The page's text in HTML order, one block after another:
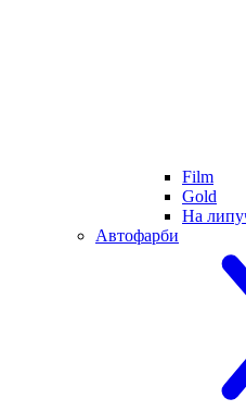
Film
Gold
На
Автофарби